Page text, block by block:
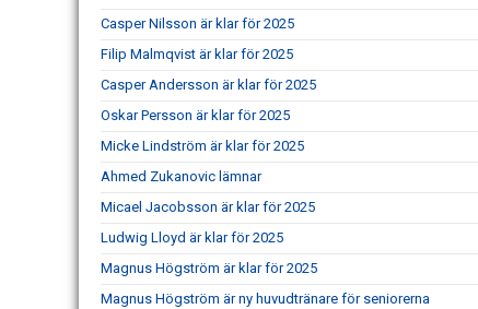
Casper Nilsson är klar för 2025
Filip Malmqvist är klar för 2025
Casper Andersson är klar för 2025
Oskar Persson är klar för 2025
Micke Lindström är klar för 2025
Ahmed Zukanovic lämnar
Micael Jacobsson är klar för 2025
Ludwig Lloyd är klar för 2025
Magnus Högström är klar för 2025
Magnus Högström är ny huvudtränare för seniorerna